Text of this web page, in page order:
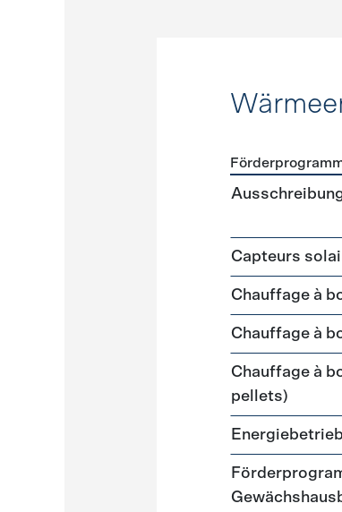
Förderprogramme
Capteurs
Chauffage à
Chauffage à
Chauffage à
pellets)